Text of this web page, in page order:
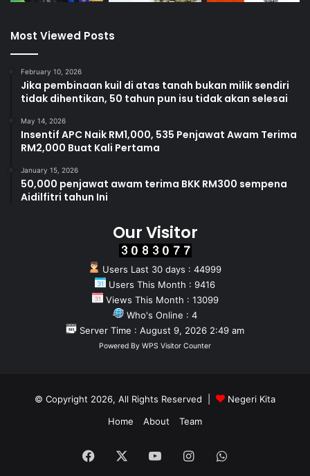
Most Viewed Posts
February 10, 2026
Jika pembinaan kuil di atas tanah bukan milik sendiri
tidak dihentikan, 50 tahun pun isu tidak akan selesai
May 14, 2026
Insentif APC Naik RM1,000, 535 Penjawat Awam Terima
RM2,000 Buat Kali Pertama
January 15, 2026
50,000 penjawat awam terima BKK RM300 sempena
Aidilfitri tahun Ini
Our Visitor
Users Last 30 days : 44999
Users This Month : 9416
Views This Month : 13099
Who's Online : 4
Server Time : August 9, 2026 2:49 am
Powered By WPS Visitor Counter
© Copyright 2026, All Rights Reserved |
Negeri Kita
Home
About Team
Facebook YouTubeInstagramWhatsApp